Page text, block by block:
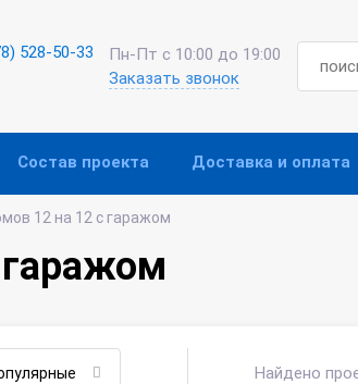
528-50-33
Пн-Пт с 10:00 до 19:00
Заказать звонок
Состав проекта Доставка и оплата
12 на 12 с гаражом
Найдено